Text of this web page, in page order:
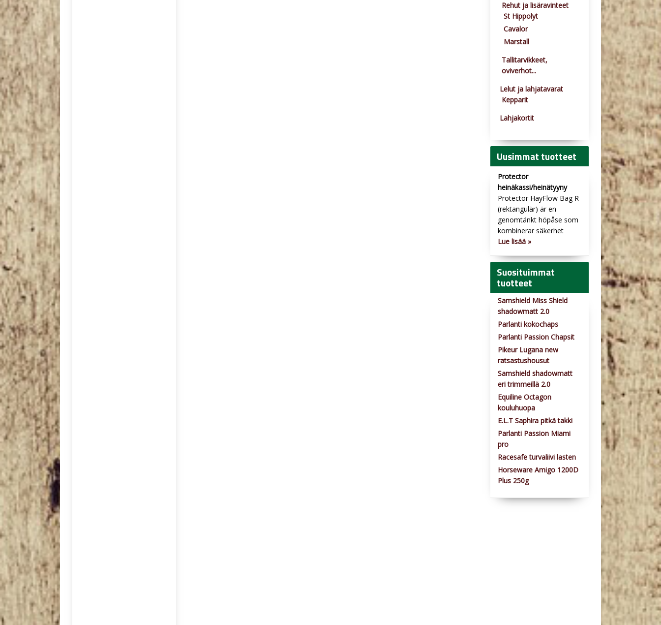
Rehut ja lisäravinteet
St Hippolyt
Cavalor
Marstall
Tallitarvikkeet,
oviverhot...
Lelut ja lahjatavarat
Kepparit
Lahjakortit
Uusimmat tuotteet
Protector
heinäkassi/heinätyyny
Protector HayFlow Bag R
(rektangulär) är en
genomtänkt höpåse som
kombinerar säkerhet
Lue lisää »
Suosituimmat
tuotteet
Samshield Miss Shield
shadowmatt 2.0
Parlanti kokochaps
Parlanti Passion Chapsit
Pikeur Lugana new
ratsastushousut
Samshield shadowmatt
eri trimmeillä 2.0
Equiline Octagon
kouluhuopa
E.L.T Saphira pitkä takki
Parlanti Passion Miami
pro
Racesafe turvaliivi lasten
Horseware Amigo 1200D
Plus 250g